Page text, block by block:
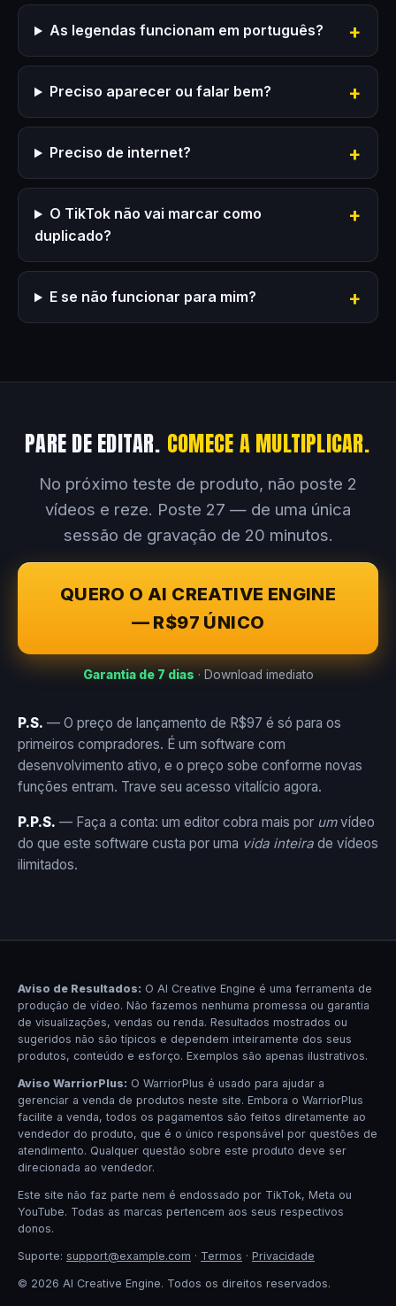
As legendas funcionam em português?
Preciso aparecer ou falar bem?
Preciso de internet?
O TikTok não vai marcar como
duplicado?
E se não funcionar para mim?
PARE DE EDITAR. COMECE A MULTIPLICAR.
No próximo teste de produto, não poste 2
vídeos e reze. Poste 27 — de uma única
sessão de gravação de 20 minutos.
QUERO O AI CREATIVE ENGINE
— R$97 ÚNICO
Garantia de 7 dias · Download imediato
P.S. — O preço de lançamento de R$97 é só para os
primeiros compradores. É um software com
desenvolvimento ativo, e o preço sobe conforme novas
funções entram. Trave seu acesso vitalício agora.
P.P.S. — Faça a conta: um editor cobra mais por umvídeo
do que este software custa por uma vida inteira de vídeos
ilimitados.
Aviso de Resultados: O AI Creative Engine é uma ferramenta de
produção de vídeo. Não fazemos nenhuma promessa ou garantia
de visualizações, vendas ou renda. Resultados mostrados ou
sugeridos não são típicos e dependem inteiramente dos seus
produtos, conteúdo e esforço. Exemplos são apenas ilustrativos.
Aviso WarriorPlus: O WarriorPlus é usado para ajudar a
gerenciar a venda de produtos neste site. Embora o WarriorPlus
facilite a venda, todos os pagamentos são feitos diretamente ao
vendedor do produto, que é o único responsável por questões de
atendimento. Qualquer questão sobre este produto deve ser
direcionada ao vendedor.
Este site não faz parte nem é endossado por TikTok, Meta ou
YouTube. Todas as marcas pertencem aos seus respectivos
donos.
Suporte: support@example.com · Termos · Privacidade
© 2026 AI Creative Engine. Todos os direitos reservados.